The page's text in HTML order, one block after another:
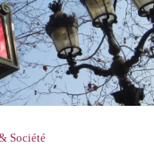
Société